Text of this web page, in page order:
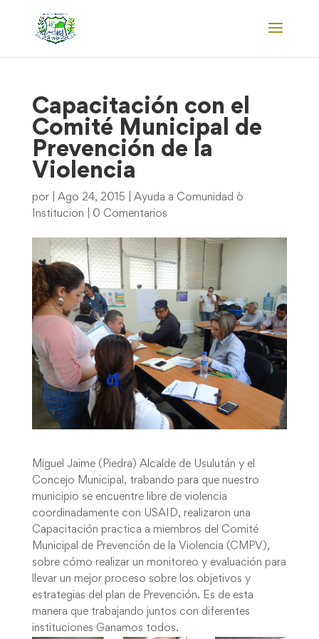
Capacitación con el
Comité Municipal de
Prevención de la
Violencia
por Ago 24, 2015
Ayuda a Comunidad ò
Institucion
0 Comentarios
Miguel Jaime (Piedra) Alcalde de Usulután y el
Concejo Municipal, trabando para que nuestro
municipio se encuentre libre de violencia
coordinadamente con USAID, realizaron una
Capacitación practica a miembros del Comité
Municipal de Prevención de la Violencia (CMPV),
sobre cómo realizar un monitoreo y evaluación para
llevar un mejor proceso sobre los objetivos y
estrategias del plan de Prevención. Es de esta
manera que trabajando juntos con diferentes
instituciones Ganamos todos.